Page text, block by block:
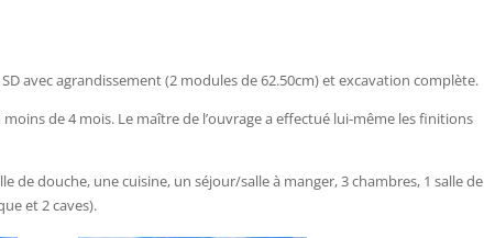
avec agrandissement (2 modules de 62.50cm) et excavation complète.
de 4 mois. Le maître de l’ouvrage a effectué lui-même les finitions
de douche, une cuisine, un séjour/salle à manger, 3 chambres, 1 salle de
et 2 caves).